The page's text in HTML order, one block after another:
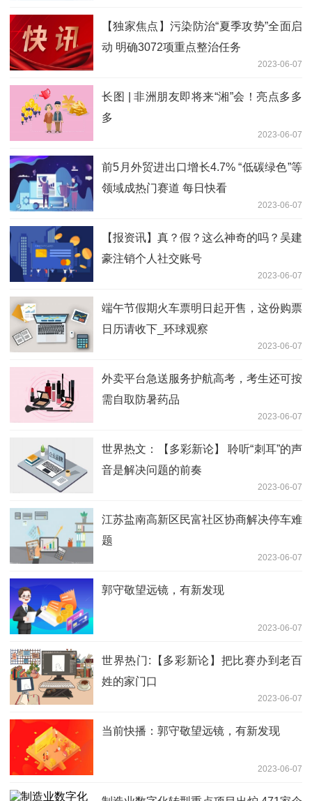
【独家焦点】污染防治“夏季攻势”全面启
动 明确3072项重点整治任务
2023-06-07
长图 | 非洲朋友即将来“湘”会！亮点多多
多
2023-06-07
前5月外贸进出口增长4.7% “低碳绿色”等
领域成热门赛道 每日快看
2023-06-07
【报资讯】真？假？这么神奇的吗？吴建
豪注销个人社交账号
2023-06-07
端午节假期火车票明日起开售，这份购票
日历请收下_环球观察
2023-06-07
外卖平台急送服务护航高考，考生还可按
需自取防暑药品
2023-06-07
世界热文：【多彩新论】 聆听“刺耳”的声
音是解决问题的前奏
2023-06-07
江苏盐南高新区民富社区协商解决停车难
题
2023-06-07
郭守敬望远镜，有新发现
2023-06-07
世界热门:【多彩新论】把比赛办到老百
姓的家门口
2023-06-07
当前快播：郭守敬望远镜，有新发现
2023-06-07